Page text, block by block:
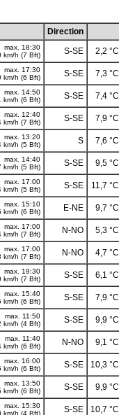
Direction
max. 18:30
km/h (7 Bft)
S-SE 2,2 °C
max. 17:30
km/h (6 Bft)
S-SE 7,3 °C
max. 14:50
km/h (6 Bft)
S-SE 7,4 °C
max. 12:40
km/h (7 Bft)
S-SE 7,9 °C
max. 13:20
km/h (5 Bft)
S 7,6 °C
max. 14:40
km/h (5 Bft)
S-SE 9,5 °C
max. 17:00
km/h (5 Bft)
S-SE 11,7 °C
max. 15:10
km/h (6 Bft)
E-NE 9,7 °C
max. 17:00
km/h (7 Bft)
N-NO 5,3 °C
max. 17:00
km/h (7 Bft)
N-NO 4,7 °C
max. 19:30
km/h (7 Bft)
S-SE 6,1 °C
max. 15:40
km/h (6 Bft)
S-SE 7,9 °C
max. 11:50
km/h (4 Bft)
S-SE 9,9 °C
max. 11:40
km/h (6 Bft)
N-NO 9,1 °C
max. 16:00
km/h (6 Bft)
S-SE 10,3 °C
max. 13:50
km/h (6 Bft)
S-SE 9,9 °C
max. 15:30
km/h (4 Bft)
S-SE 10,7 °C